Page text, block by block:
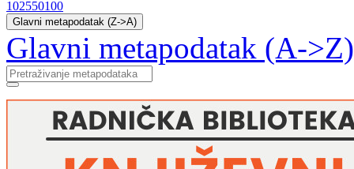
102550100
Glavni metapodatak (Z->A)
Glavni metapodatak (A->Z)